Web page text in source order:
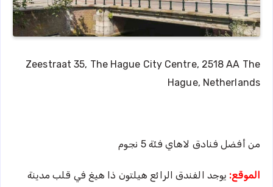
Zeestraat 35, The Hague City Centre, 2518 AA The
Hague, Netherlands
من أفضل فنادق لاهاي فئة 5 نجوم
الموقع: يوجد الفندق الرائع هيلتون ذا هيغ في قلب مدينة